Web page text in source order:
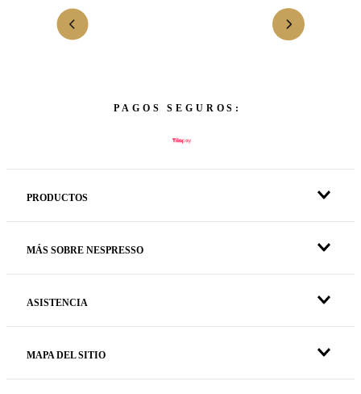
PAGOS SEGUROS:
PRODUCTOS
MÁS SOBRE NESPRESSO
ASISTENCIA
MAPA DEL SITIO